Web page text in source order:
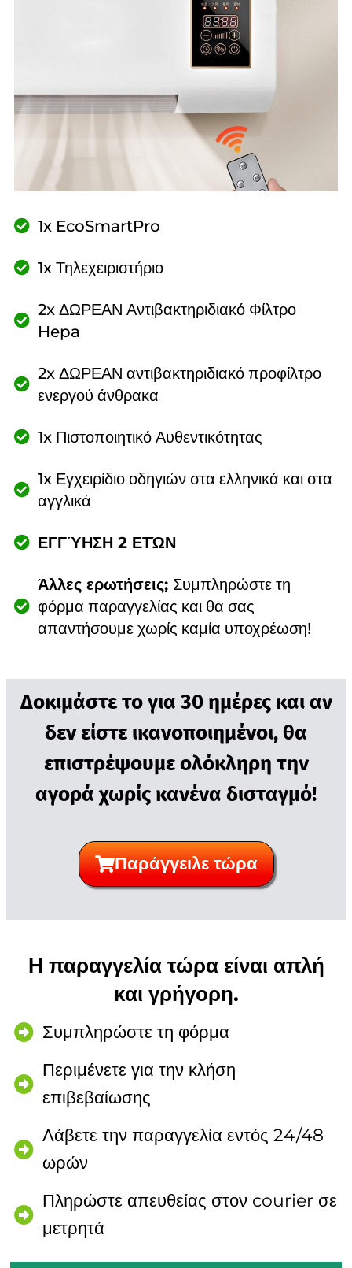
1x EcoSmartPro
1x Τηλεχειριστήριο
2x ΔΩΡΕΑΝ Αντιβακτηριδιακό Φίλτρο
Hepa
2x ΔΩΡΕΑΝ αντιβακτηριδιακό προφίλτρο
ενεργού άνθρακα
1x Πιστοποιητικό Αυθεντικότητας
1x Εγχειρίδιο οδηγιών στα ελληνικά και στα
αγγλικά
ΕΓΓΎΗΣΗ 2 ΕΤΏΝ
Άλλες ερωτήσεις; Συμπληρώστε τη
φόρμα παραγγελίας και θα σας
απαντήσουμε χωρίς καμία υποχρέωση!
Δοκιμάστε το για 30 ημέρες και αν
δεν είστε ικανοποιημένοι, θα
επιστρέψουμε ολόκληρη την
αγορά χωρίς κανένα δισταγμό!
Παράγγειλε τώρα
Η παραγγελία τώρα είναι απλή
και γρήγορη.
Συμπληρώστε τη φόρμα
Περιμένετε για την κλήση
επιβεβαίωσης
Λάβετε την παραγγελία εντός 24/48
ωρών
Πληρώστε απευθείας στον courier σε
μετρητά